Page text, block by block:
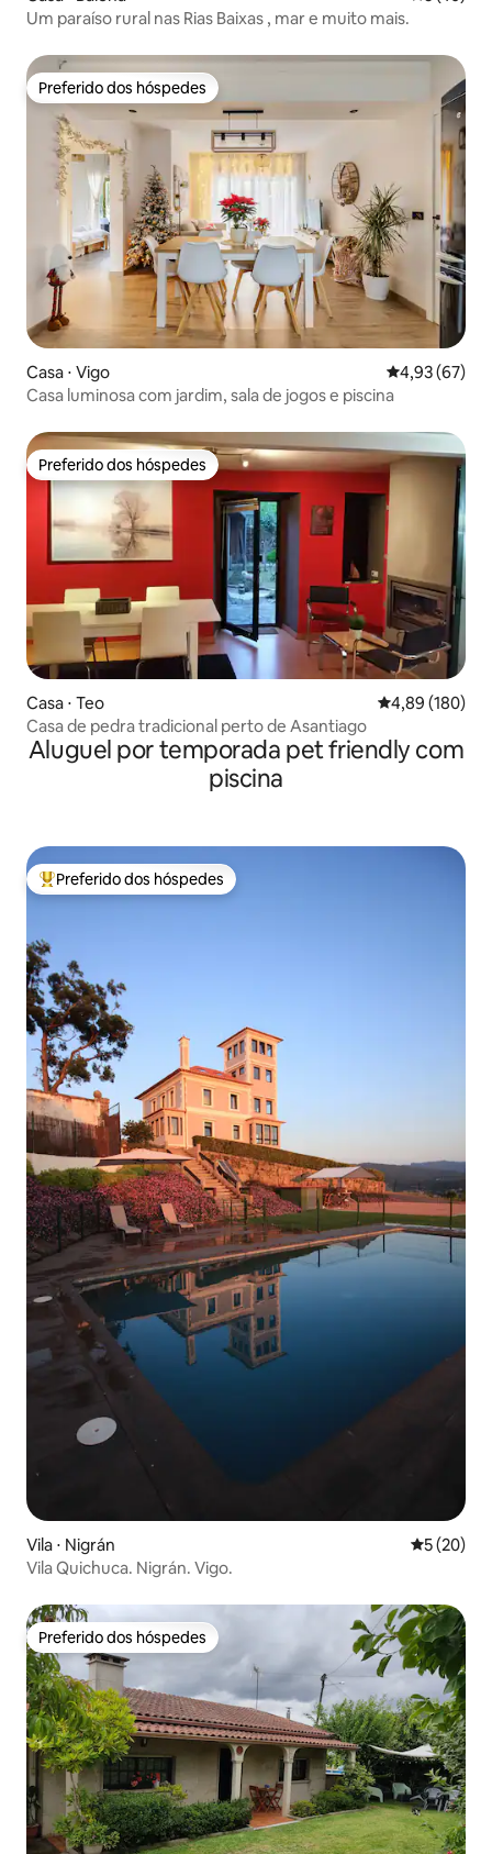
Um paraíso rural nas Rias Baixas , mar e muito mais.
Preferido dos hóspedes
Preferido dos hóspedes
Casa ⋅ Vigo 4,93 de uma
4,93 (67)
Casa luminosa com jardim, sala de jogos e piscina
Preferido dos hóspedes
Preferido dos hóspedes
Casa ⋅ Teo 4,89 de uma
4,89 (180)
Casa de pedra tradicional perto de Asantiago
Aluguel por temporada pet friendly com
piscina
Entre os melhores preferidos dos hóspedes
Preferido dos hóspedes
Vila ⋅ Nigrán 5 de uma
5 (20)
Vila Quichuca. Nigrán. Vigo.
Preferido dos hóspedes
Preferido dos hóspedes